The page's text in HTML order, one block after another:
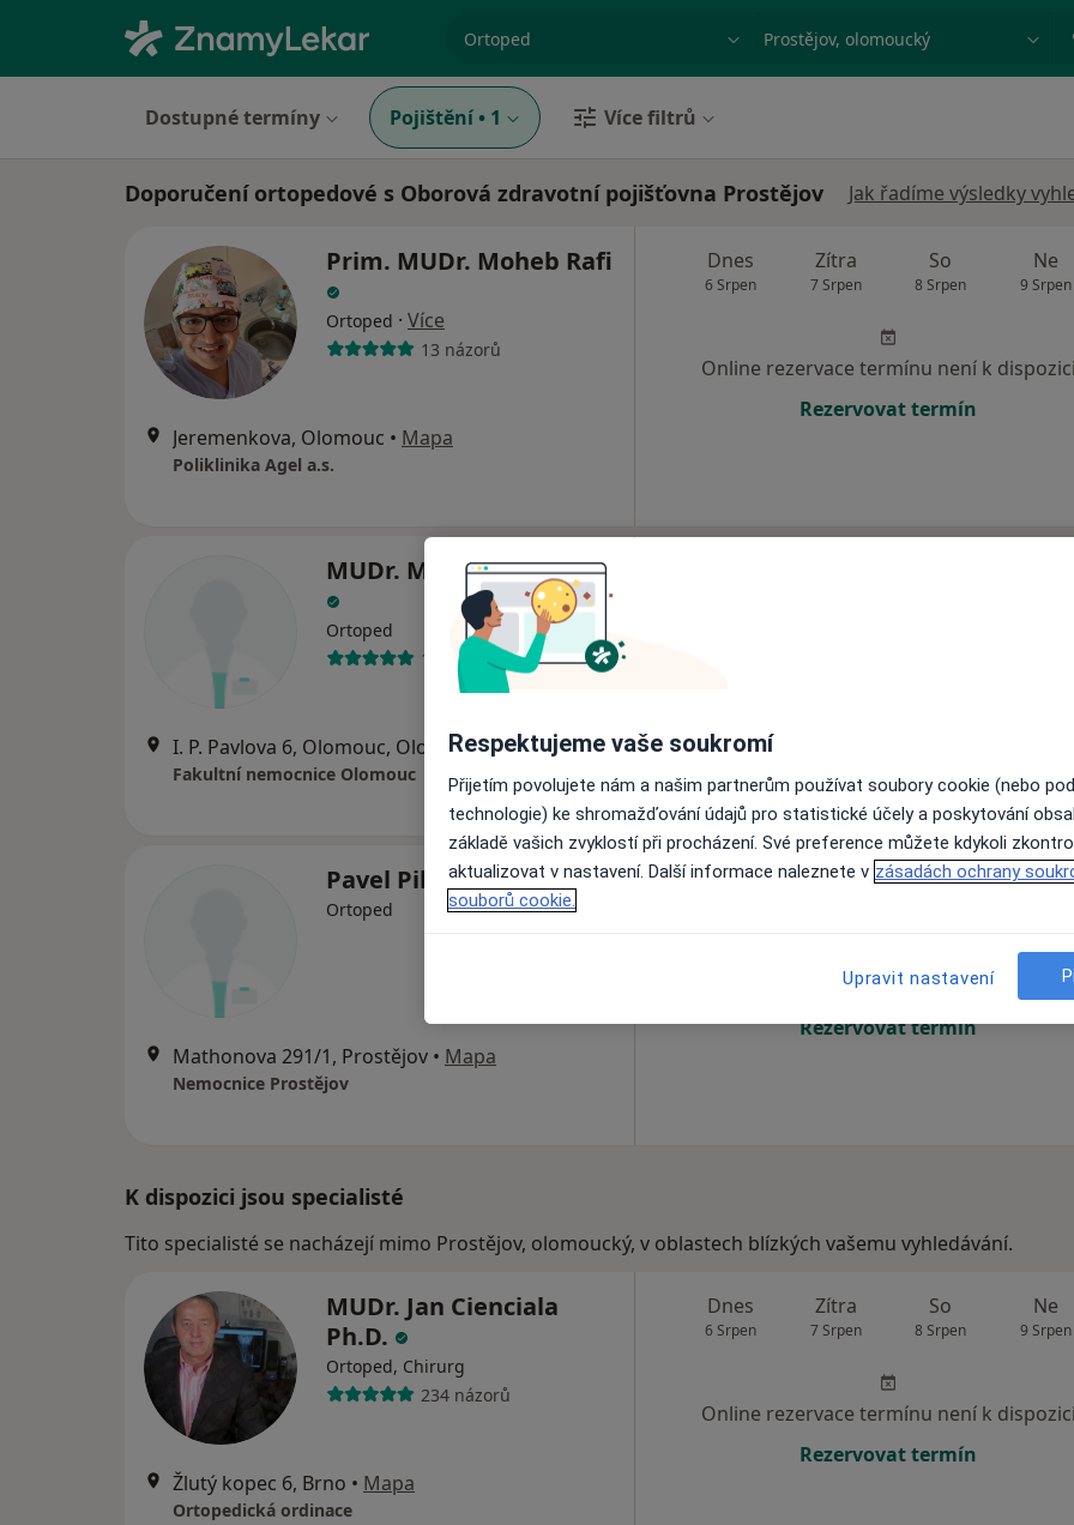
Město nebo region
Dostupné termíny Pojištění • 1 Více filtrů
Doporučení ortopedové s Oborová zdravotní pojišťovna Prostějov Jak řadíme výsledky
Prim. MUDr. Moheb Rafi
Ortoped · Více
13 názorů
Jeremenkova, Olomouc • Mapa
Poliklinika Agel a.s.
Dnes
6 Srpen
Zítra
7 Srpen
So
8 Srpen
Ne
9 Srpen
Online rezervace termínu není k dispozici
Rezervovat termín
MUDr. Matěj Smižanský
Ortoped
11 názorů
I. P. Pavlova 6, Olomouc, Olomouc• Mapa
Fakultní nemocnice Olomouc
Pavel Pilař
Ortoped
Mathonova 291/1, Prostějov • Mapa
Nemocnice Prostějov
Dnes Zítra So Ne
Online rezervace termínu není k dispozici
Rezervovat termín
K dispozici jsou specialisté
Tito specialisté se nacházejí mimo Prostějov, olomoucký, v oblastech blízkých vašemu vyhledávání.
MUDr. Jan Cienciala
Ph.D.
Ortoped, Chirurg
234 názorů
Žlutý kopec 6, Brno • Mapa
Ortopedická ordinace
Dnes
6 Srpen
Zítra
7 Srpen
So
8 Srpen
Ne
9 Srpen
Online rezervace termínu není k dispozici
Rezervovat termín
Respektujeme vaše soukromí
Přijetím povolujete nám a našim partnerům používat soubory cookie (nebo
technologie) ke shromažďování údajů pro statistické účely a poskytování
základě vašich zvyklostí při procházení. Své preference můžete kdykoli
aktualizovat v nastavení. Další informace naleznete v zásadách ochrany
souborů cookie.
Upravit nastavení